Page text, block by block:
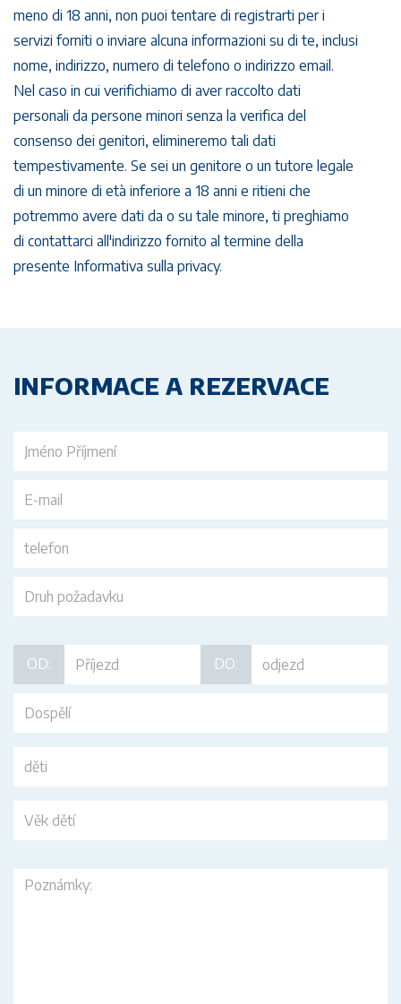
meno di 18 anni, non puoi tentare di registrarti per i
servizi forniti o inviare alcuna informazioni su di te, inclusi
nome, indirizzo, numero di telefono o indirizzo email.
Nel caso in cui verifichiamo di aver raccolto dati
personali da persone minori senza la verifica del
consenso dei genitori, elimineremo tali dati
tempestivamente. Se sei un genitore o un tutore legale
di un minore di età inferiore a 18 anni e ritieni che
potremmo avere dati da o su tale minore, ti preghiamo
di contattarci all'indirizzo fornito al termine della
presente Informativa sulla privacy.
INFORMACE A REZERVACE
OD: DO: